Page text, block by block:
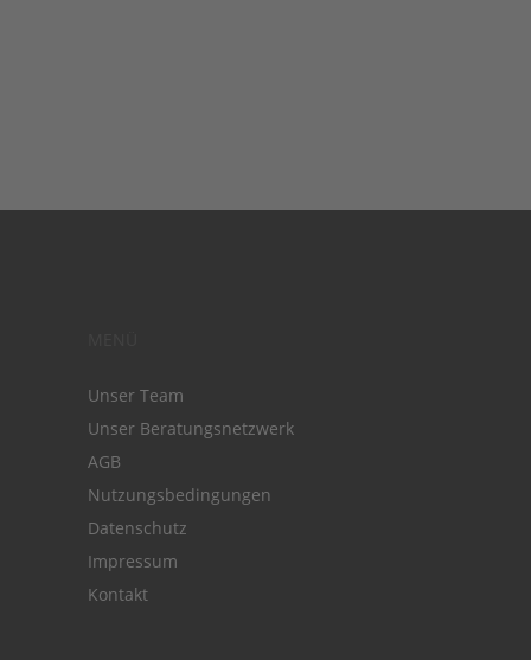
Unser Team
Unser Beratungsnetzwerk
AGB
Nutzungsbedingungen
Datenschutz
Impressum
Kontakt